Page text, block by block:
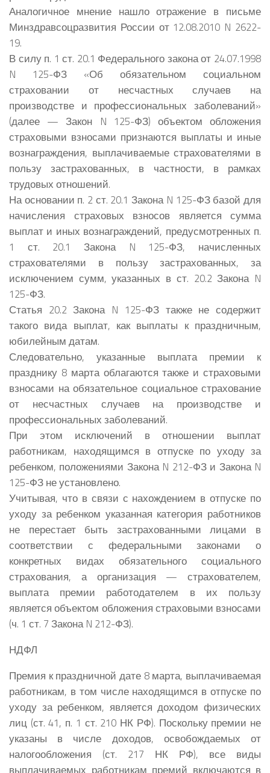
Аналогичное мнение нашло отражение в письме
Минздравсоцразвития России от 12.08.2010 N 2622-
19.
В силу п. 1 ст. 20.1 Федерального закона от 24.07.1998
N 125-ФЗ «Об обязательном социальном
страховании от несчастных случаев на
производстве и профессиональных заболеваний»
(далее — Закон N 125-ФЗ) объектом обложения
страховыми взносами признаются выплаты и иные
вознаграждения, выплачиваемые страхователями в
пользу застрахованных, в частности, в рамках
трудовых отношений.
На основании п. 2 ст. 20.1 Закона N 125-ФЗ базой для
начисления страховых взносов является сумма
выплат и иных вознаграждений, предусмотренных п.
1 ст. 20.1 Закона N 125-ФЗ, начисленных
страхователями в пользу застрахованных, за
исключением сумм, указанных в ст. 20.2 Закона N
125-ФЗ.
Статья 20.2 Закона N 125-ФЗ также не содержит
такого вида выплат, как выплаты к праздничным,
юбилейным датам.
Следовательно, указанные выплата премии к
празднику 8 марта облагаются также и страховыми
взносами на обязательное социальное страхование
от несчастных случаев на производстве и
профессиональных заболеваний.
При этом исключений в отношении выплат
работникам, находящимся в отпуске по уходу за
ребенком, положениями Закона N 212-ФЗ и Закона N
125-ФЗ не установлено.
Учитывая, что в связи с нахождением в отпуске по
уходу за ребенком указанная категория работников
не перестает быть застрахованными лицами в
соответствии с федеральными законами о
конкретных видах обязательного социального
страхования, а организация — страхователем,
выплата премии работодателем в их пользу
является объектом обложения страховыми взносами
(ч. 1 ст. 7 Закона N 212-ФЗ).
НДФЛ
Премия к праздничной дате 8 марта, выплачиваемая
работникам, в том числе находящимся в отпуске по
уходу за ребенком, является доходом физических
лиц (ст. 41, п. 1 ст. 210 НК РФ). Поскольку премии не
указаны в числе доходов, освобождаемых от
налогообложения (ст. 217 НК РФ), все виды
выплачиваемых работникам премий включаются в